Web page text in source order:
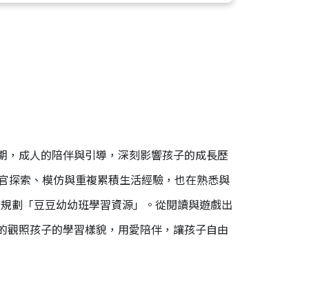
成人的陪伴與引導，深刻影響孩子的成長歷
探索、模仿與重複累積生活經驗，也在熟悉與
劃「豆豆幼幼班學習資源」。從閱讀與遊戲出
照孩子的學習樣貌，用愛陪伴，讓孩子自由